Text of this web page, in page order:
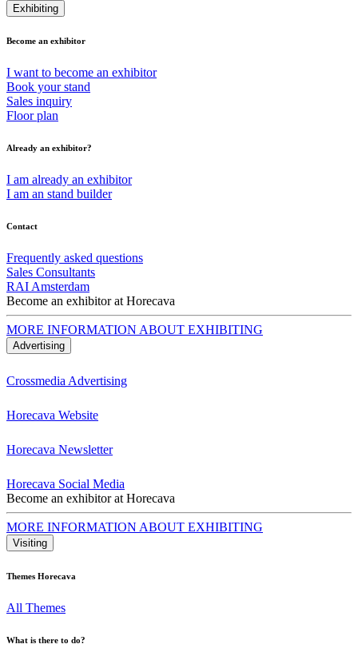
Exhibiting
Become an exhibitor
I want to become an exhibitor
Book your stand
Sales inquiry
Floor plan
Already an exhibitor?
I am already an exhibitor
I am an stand builder
Contact
Frequently asked questions
Sales Consultants
RAI Amsterdam
Become an exhibitor at Horecava
MORE INFORMATION ABOUT EXHIBITING
Advertising
Crossmedia Advertising
Horecava Website
Horecava Newsletter
Horecava Social Media
Become an exhibitor at Horecava
MORE INFORMATION ABOUT EXHIBITING
Visiting
Themes Horecava
All Themes
What is there to do?